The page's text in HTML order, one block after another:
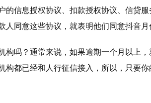
信息授权协议、扣款授权协议、信贷服
同意这些协议，就表明他们同意抖音月
吗？通常来说，如果逾期一个月以上
都已经和人行征信接入，所以，只要